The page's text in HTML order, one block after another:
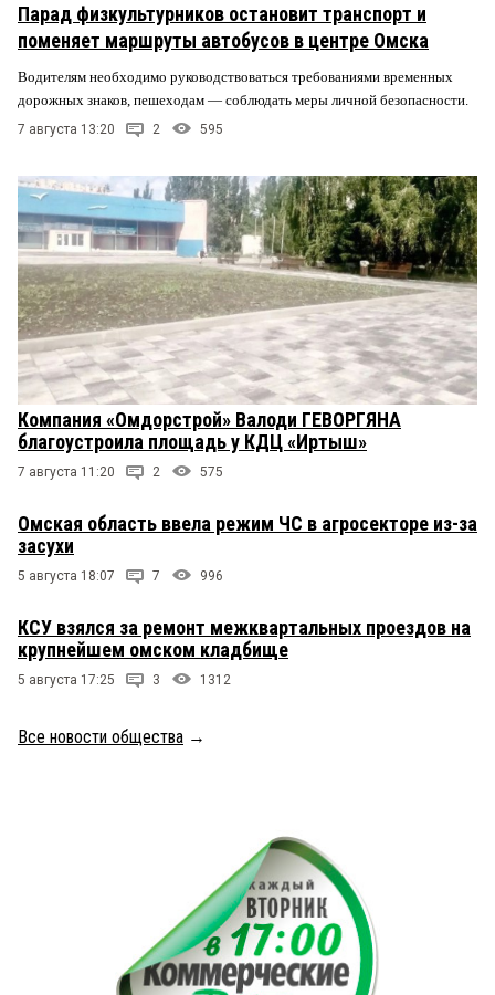
Парад физкультурников остановит транспорт и
поменяет маршруты автобусов в центре Омска
Водителям необходимо руководствоваться требованиями временных
дорожных знаков, пешеходам — соблюдать меры личной безопасности.
7 августа 13:20 2 595
Компания «Омдорстрой» Валоди ГЕВОРГЯНА
благоустроила площадь у КДЦ «Иртыш»
7 августа 11:20 2 575
Омская область ввела режим ЧС в агросекторе из-за
засухи
5 августа 18:07 7 996
КСУ взялся за ремонт межквартальных проездов на
крупнейшем омском кладбище
5 августа 17:25 3 1312
Все новости общества →